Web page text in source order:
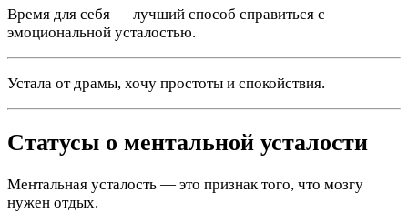
Время для себя — лучший способ справиться с
эмоциональной усталостью.
Устала от драмы, хочу простоты и спокойствия.
Статусы о ментальной усталости
Ментальная усталость — это признак того, что мозгу
нужен отдых.